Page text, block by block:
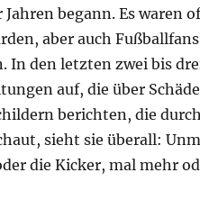
Jahren begann. Es waren
aber auch
In den letzten zwei bis
auf, die über
berichten, die
sieht sie überall:
die Kicker, mal mehr